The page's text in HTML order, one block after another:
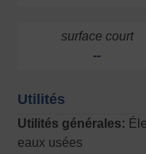
surface court
--
Utilités
Utilités générales:
eaux usées